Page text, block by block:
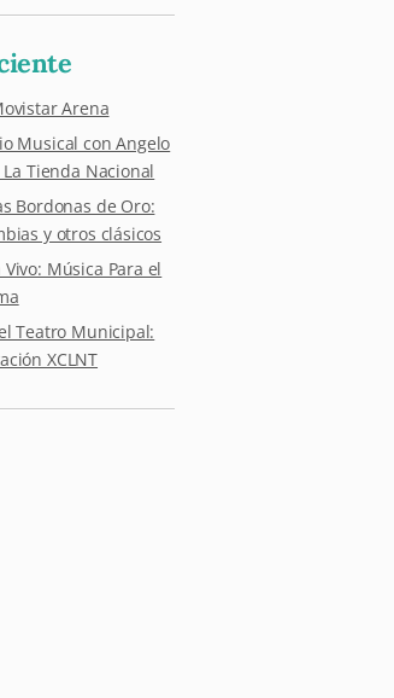
Arena
Musical con Angelo
Tienda Nacional
Bordonas de Oro:
y otros clásicos
Música Para el
Teatro Municipal:
XCLNT